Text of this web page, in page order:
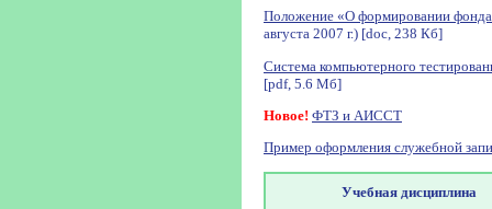
Положение «О формировании фонда
августа 2007 г.) [doc, 238 Кб]
Система компьютерного
[pdf, 5.6 Мб]
Новое! ФТЗ и АИССТ
Пример оформления служебной
Учебная дисциплина